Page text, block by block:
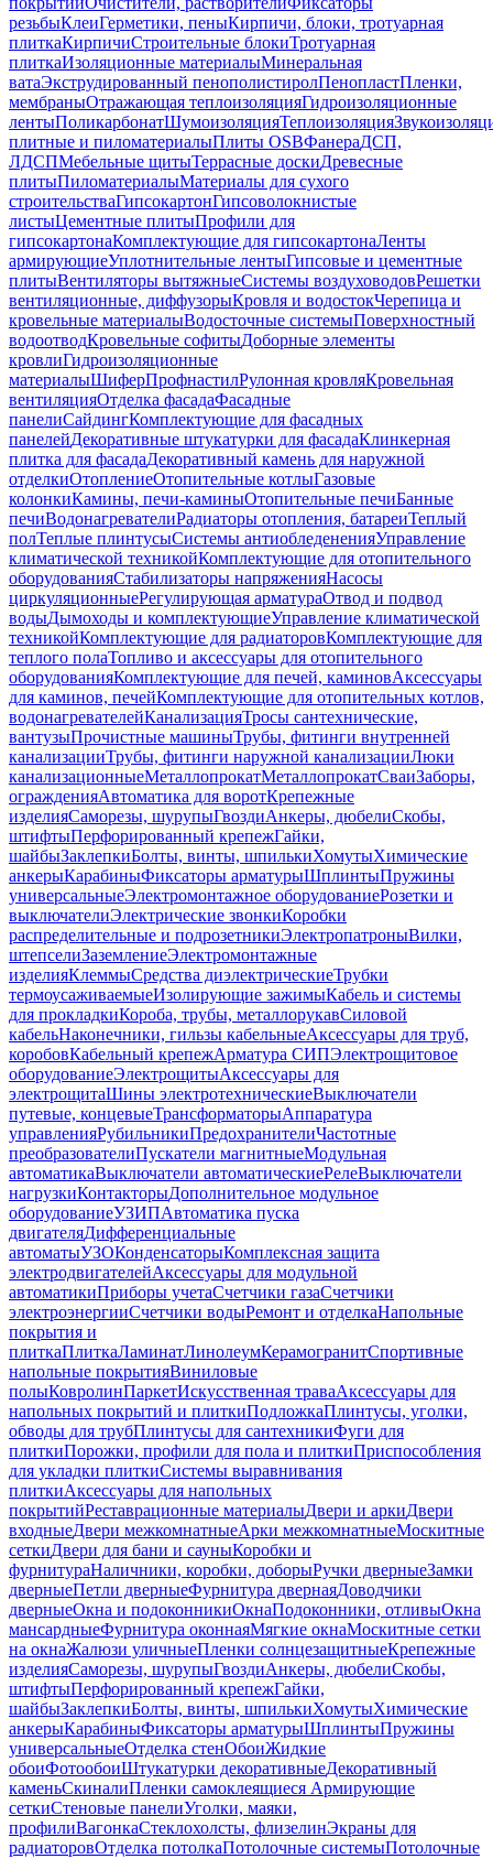
резьбыКлеиГерметики, пеныКирпичи, блоки, тротуарная
плиткаКирпичиСтроительные блокиТротуарная
плиткаИзоляционные материалыМинеральная
ватаЭкструдированный пенополистиролПенопластПленки,
мембраныОтражающая теплоизоляцияГидроизоляционные
лентыПоликарбонатШумоизоляцияТеплоизоляция
плитные и пиломатериалыПлиты OSBФанераДСП,
ЛДСПМебельные щитыТеррасные доскиДревесные
плитыПиломатериалыМатериалы для сухого
строительстваГипсокартонГипсоволокнистые
листыЦементные плитыПрофили для
гипсокартонаКомплектующие для гипсокартонаЛенты
армирующиеУплотнительные лентыГипсовые и цементные
плитыВентиляторы вытяжныеСистемы воздуховодовРешетки
вентиляционные, диффузорыКровля и водостокЧерепица и
кровельные материалыВодосточные системыПоверхностный
водоотводКровельные софитыДоборные элементы
кровлиГидроизоляционные
материалыШиферПрофнастилРулонная кровляКровельная
вентиляцияОтделка фасадаФасадные
панелиСайдингКомплектующие для фасадных
панелейДекоративные штукатурки для фасадаКлинкерная
плитка для фасадаДекоративный камень для наружной
отделкиОтоплениеОтопительные котлыГазовые
колонкиКамины, печи-каминыОтопительные печиБанные
печиВодонагревателиРадиаторы отопления, батареиТеплый
полТеплые плинтусыСистемы антиобледененияУправление
климатической техникойКомплектующие для отопительного
оборудованияСтабилизаторы напряженияНасосы
циркуляционныеРегулирующая арматураОтвод и подвод
водыДымоходы и комплектующиеУправление климатической
техникойКомплектующие для радиаторовКомплектующие для
теплого полаТопливо и аксессуары для отопительного
оборудованияКомплектующие для печей, каминовАксессуары
для каминов, печейКомплектующие для отопительных котлов,
водонагревателейКанализацияТросы сантехнические,
вантузыПрочистные машиныТрубы, фитинги внутренней
канализацииТрубы, фитинги наружной канализацииЛюки
канализационныеМеталлопрокатМеталлопрокатСваиЗаборы,
огражденияАвтоматика для воротКрепежные
изделияСаморезы, шурупыГвоздиАнкеры, дюбелиСкобы,
штифтыПерфорированный крепежГайки,
шайбыЗаклепкиБолты, винты, шпилькиХомутыХимические
анкерыКарабиныФиксаторы арматурыШплинтыПружины
универсальныеЭлектромонтажное оборудованиеРозетки и
выключателиЭлектрические звонкиКоробки
распределительные и подрозетникиЭлектропатроныВилки,
штепселиЗаземлениеЭлектромонтажные
изделияКлеммыСредства диэлектрическиеТрубки
термоусаживаемыеИзолирующие зажимыКабель и системы
для прокладкиКороба, трубы, металлорукавСиловой
кабельНаконечники, гильзы кабельныеАксессуары для труб,
коробовКабельный крепежАрматура СИПЭлектрощитовое
оборудованиеЭлектрощитыАксессуары для
электрощитаШины электротехническиеВыключатели
путевые, концевыеТрансформаторыАппаратура
управленияРубильникиПредохранителиЧастотные
преобразователиПускатели магнитныеМодульная
автоматикаВыключатели автоматическиеРелеВыключатели
нагрузкиКонтакторыДополнительное модульное
оборудованиеУЗИПАвтоматика пуска
двигателяДифференциальные
автоматыУЗОКонденсаторыКомплексная защита
электродвигателейАксессуары для модульной
автоматикиПриборы учетаСчетчики газаСчетчики
электроэнергииСчетчики водыРемонт и отделкаНапольные
покрытия и
плиткаПлиткаЛаминатЛинолеумКерамогранитСпортивные
напольные покрытияВиниловые
полыКовролинПаркетИскусственная траваАксессуары для
напольных покрытий и плиткиПодложкаПлинтусы, уголки,
обводы для трубПлинтусы для сантехникиФуги для
плиткиПорожки, профили для пола и плиткиПриспособления
для укладки плиткиСистемы выравнивания
плиткиАксессуары для напольных
покрытийРеставрационные материалыДвери и аркиДвери
входныеДвери межкомнатныеАрки межкомнатныеМоскитные
сеткиДвери для бани и сауныКоробки и
фурнитураНаличники, коробки, доборыРучки дверныеЗамки
дверныеПетли дверныеФурнитура двернаяДоводчики
дверныеОкна и подоконникиОкнаПодоконники, отливыОкна
мансардныеФурнитура оконнаяМягкие окнаМоскитные сетки
на окнаЖалюзи уличныеПленки солнцезащитныеКрепежные
изделияСаморезы, шурупыГвоздиАнкеры, дюбелиСкобы,
штифтыПерфорированный крепежГайки,
шайбыЗаклепкиБолты, винты, шпилькиХомутыХимические
анкерыКарабиныФиксаторы арматурыШплинтыПружины
универсальныеОтделка стенОбоиЖидкие
обоиФотообоиШтукатурки декоративныеДекоративный
каменьСкиналиПленки самоклеящиеся Армирующие
сеткиСтеновые панелиУголки, маяки,
профилиВагонкаСтеклохолсты, флизелинЭкраны для
радиаторовОтделка потолкаПотолочные системыПотолочные